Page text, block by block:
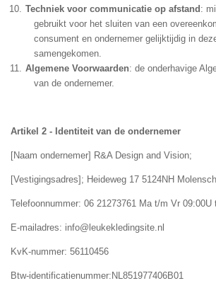
Techniek voor communicatie op afstand :
gebruikt voor het sluiten van een
consument en ondernemer gelijktijdig in
samengekomen.
Algemene Voorwaarden: de onderhavige
van de ondernemer.
Artikel 2 - Identiteit van de ondernemer
[Naam ondernemer] R&A Design and Vision;
[Vestigingsadres]; Heideweg 17 5124NH
Telefoonnummer: 06 21273761 Ma t/m Vr 09:00U
E-mailadres: info@leukekledingsite.nl
KvK-nummer: 56110456
Btw-identificatienummer:NL851977406B01